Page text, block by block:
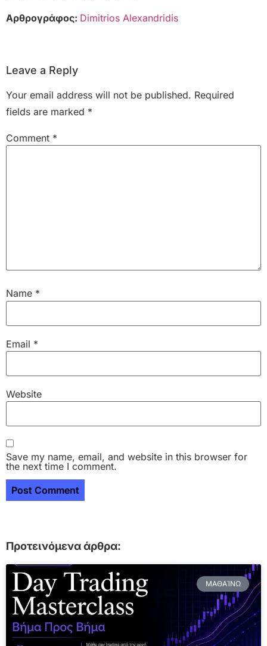
Αρθρογράφος: Dimitrios Alexandridis
Leave a Reply
Your email address will not be published. Required
fields are marked *
Comment *
Name *
Email *
Website
Save my name, email, and website in this browser for
the next time I comment.
Προτεινόμενα άρθρα:
ΜΑΘΑΊΝΩ